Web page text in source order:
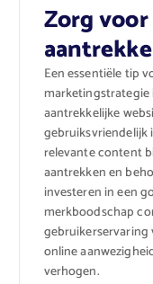
Zorg
Een essentiële tip
marketingstrategie
aantrekkelijke
gebruiksvriendelijk
relevante content
aantrekken en
investeren in een
merkboodschap
online
verhogen.